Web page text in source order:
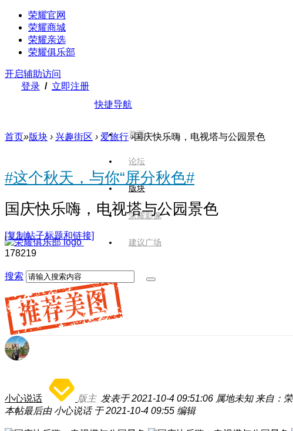
荣耀官网
荣耀商城
荣耀亲选
荣耀俱乐部
开启辅助访问
登录 / 立即注册
快捷导航
首页
论坛
版块
荣耀影像
建议广场
搜索
首页»版块 › 兴趣街区 › 爱旅行 ›国庆快乐嗨，电视塔与公园景色
#这个秋天，与你“屏分秋色#
国庆快乐嗨，电视塔与公园景色
[复制帖子标题和链接]
178219
小心说话 版主 发表于 2021-10-4 09:51:06 属地未知 来自：
本帖最后由 小心说话 于 2021-10-4 09:55 编辑